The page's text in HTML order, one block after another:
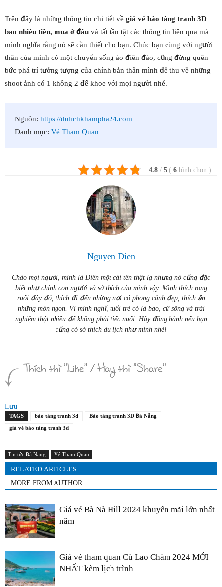
Trên đây là những thông tin chi tiết về giá vé bảo tàng tranh 3D
bao nhiêu tiền, mua ở đâu và tất tần tật các thông tin liên qua mà
mình nghĩa rằng nó sẽ cần thiết cho bạn. Chúc bạn cùng với người
thân của mình có một chuyến sống ảo điên đảo, cũng đừng quên
bức phá trí tưởng tượng của chính bản thân mình để thu về những
shoot ảnh có 1 không 2 để khoe với mọi người nhé.
Nguồn: https://dulichkhampha24.com
Danh mục: Vé Tham Quan
4.8 / 5 ( 6 bình chọn )
Nguyen Dien
Chào mọi người, mình là Diên một cái tên thật lạ nhưng nó cũng đặc
biệt như chính con người và sở thích của mình vậy. Mình thích rong
ruổi đây đó, thích đi đến những nơi có phong cảnh đẹp, thích ăn
những món ngon. Vì mình nghĩ, tuổi trẻ có là bao, cứ sống và trải
nghiệm thật nhiều để không phải tiếc nuối. Hãy đồng hành nếu bạn
cũng có sở thích du lịch như mình nhé!
Lưu
TAGS bảo tàng tranh 3d
Bảo tàng tranh 3D Đà Nẵng
giá vé bảo tàng tranh 3d
Tin tức Đà Nẵng Vé Tham Quan
RELATED ARTICLES
MORE FROM AUTHOR
Giá vé Bà Nà Hill 2024 khuyến mãi lớn nhất
năm
Giá vé tham quan Cù Lao Chàm 2024 MỚI
NHẤT kèm lịch trình